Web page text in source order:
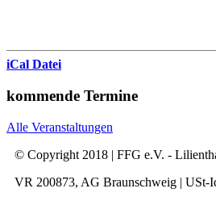
iCal Datei
kommende Termine
Alle Veranstaltungen
© Copyright 2018 | FFG e.V. -
VR 200873, AG Braunschweig | USt-